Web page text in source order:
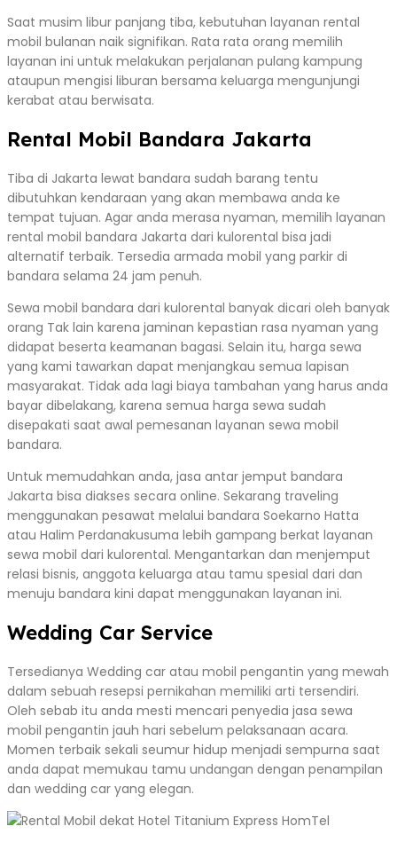
Saat musim libur panjang tiba, kebutuhan layanan rental
mobil bulanan naik signifikan. Rata rata orang memilih
layanan ini untuk melakukan perjalanan pulang kampung
ataupun mengisi liburan bersama keluarga mengunjungi
kerabat atau berwisata.
Rental Mobil Bandara Jakarta
Tiba di Jakarta lewat bandara sudah barang tentu
dibutuhkan kendaraan yang akan membawa anda ke
tempat tujuan. Agar anda merasa nyaman, memilih layanan
rental mobil bandara Jakarta dari kulorental bisa jadi
alternatif terbaik. Tersedia armada mobil yang parkir di
bandara selama 24 jam penuh.
Sewa mobil bandara dari kulorental banyak dicari oleh banyak
orang Tak lain karena jaminan kepastian rasa nyaman yang
didapat beserta keamanan bagasi. Selain itu, harga sewa
yang kami tawarkan dapat menjangkau semua lapisan
masyarakat. Tidak ada lagi biaya tambahan yang harus anda
bayar dibelakang, karena semua harga sewa sudah
disepakati saat awal pemesanan layanan sewa mobil
bandara.
Untuk memudahkan anda, jasa antar jemput bandara
Jakarta bisa diakses secara online. Sekarang traveling
menggunakan pesawat melalui bandara Soekarno Hatta
atau Halim Perdanakusuma lebih gampang berkat layanan
sewa mobil dari kulorental. Mengantarkan dan menjemput
relasi bisnis, anggota keluarga atau tamu spesial dari dan
menuju bandara kini dapat menggunakan layanan ini.
Wedding Car Service
Tersedianya Wedding car atau mobil pengantin yang mewah
dalam sebuah resepsi pernikahan memiliki arti tersendiri.
Oleh sebab itu anda mesti mencari penyedia jasa sewa
mobil pengantin jauh hari sebelum pelaksanaan acara.
Momen terbaik sekali seumur hidup menjadi sempurna saat
anda dapat memukau tamu undangan dengan penampilan
dan wedding car yang elegan.